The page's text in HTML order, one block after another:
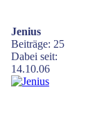
Jenius
Beiträge: 25
Dabei seit:
14.10.06